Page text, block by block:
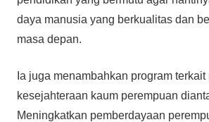
daya manusia yang berkualitas dan
masa depan.
Ia juga menambahkan program
kesejahteraan kaum perempuan
Meningkatkan pemberdayaan